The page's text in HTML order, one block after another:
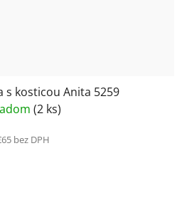
kosticou Anita 5259
(2 ks)
bez DPH